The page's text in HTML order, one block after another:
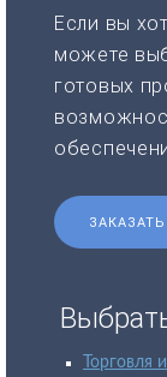
Если вы
можете
готовых
Торговля